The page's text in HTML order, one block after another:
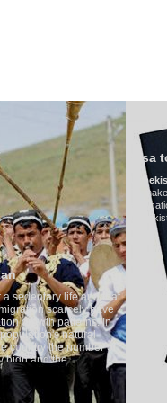
Visa to Uzbekistan
Uzbekistan Visa application form:
To make you more convenient, we
application forms of the Embassies
Uzbekistan in countries